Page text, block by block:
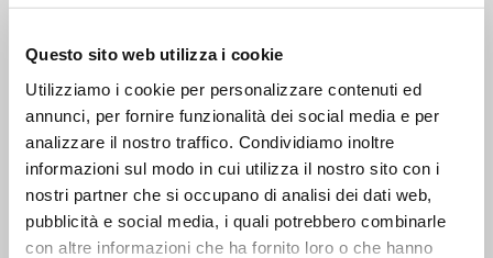
Questo sito web utilizza i cookie
Utilizziamo i cookie per personalizzare contenuti ed
annunci, per fornire funzionalità dei social media e per
analizzare il nostro traffico. Condividiamo inoltre
informazioni sul modo in cui utilizza il nostro sito con i
nostri partner che si occupano di analisi dei dati web,
pubblicità e social media, i quali potrebbero combinarle
con altre informazioni che ha fornito loro o che hanno